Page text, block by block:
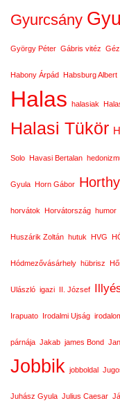
Gyurcsány
György Péter Gábris vitéz
Habony Árpád Habsburg Albert
Halas halasiak
Halasi Tükör
Solo Havasi Bertalan
Gyula Horn Gábor
horvátok Horvátország humor
Huszárik Zoltán hutuk HVG
Hódmezővásárhely hübrisz
Ulászló igazi II. József
Irapuato Irodalmi Ujság
párnája Jakab james Bond
Jobbik jobboldal
Juhász Gyula Julius Caesar